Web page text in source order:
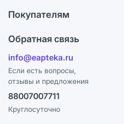
Ответы на вопросы
Блог
Карьера
Поставщики
Лицензия
Реклама на сайте
Ваши товары на ЕАПТЕКЕ
Покупателям
Программа СберСпасибо
Политика конфиденциальности
Пользовательское соглашение
Политика рекомендаций
Обратная связь
info@eapteka.ru
Если есть вопросы,
отзывы и предложения
88007007711
Круглосуточно